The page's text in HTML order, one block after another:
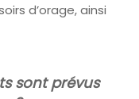
d’orage, ainsi
sont prévus